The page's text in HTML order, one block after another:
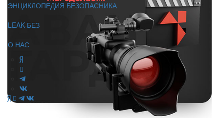
ЭНЦИКЛОПЕДИЯ БЕЗОПАСНИКА
LEAK-БЕЗ
О НАС